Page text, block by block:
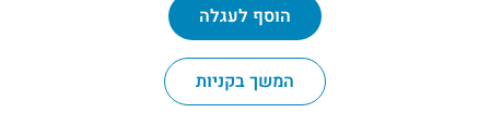
הוסף לעגלה
המשך בקניות